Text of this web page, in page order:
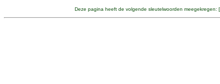
Deze pagina heeft de volgende sleutelwoorden meegekregen: [